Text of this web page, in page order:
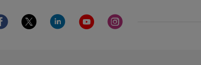
Aller sur la page Facebook de Allianz
Aller sur la page Twitter de Allianz
Aller sur la page Linkedin de Allianz
Aller sur la page Youtube de
Aller sur la page